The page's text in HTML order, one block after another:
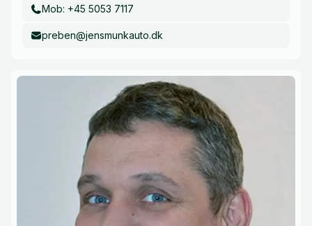
Mob: +45 5053 7117
preben@jensmunkauto.dk